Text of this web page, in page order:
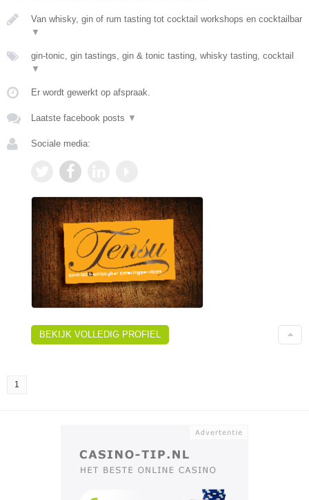
Van whisky, gin of rum tasting tot cocktail workshops en cocktailbar
▼
gin-tonic, gin tastings, gin & tonic tasting, whisky tasting, cocktail
▼
Er wordt gewerkt op afspraak.
Laatste facebook posts ▼
Sociale media:
BEKIJK VOLLEDIG PROFIEL
1